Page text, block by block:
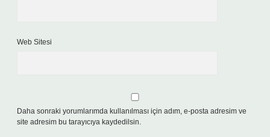
Web Sitesi
Daha sonraki yorumlarımda kullanılması için adım, e-posta adresim ve
site adresim bu tarayıcıya kaydedilsin.